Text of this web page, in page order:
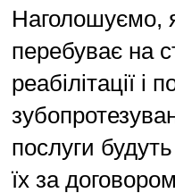
Наголошуємо,
перебуває на
реабілітації і
послуги
їх за